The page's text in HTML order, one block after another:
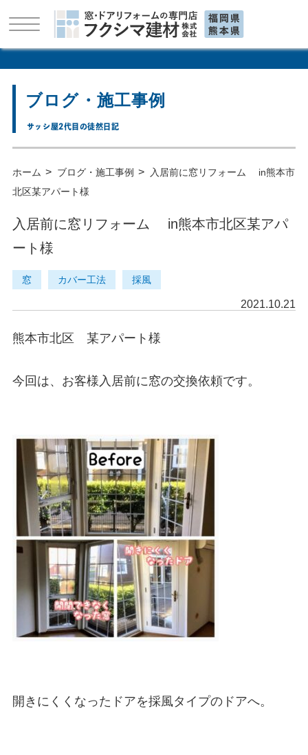
ブログ・施工事例
サッシ屋2代目の徒然日記
ホーム > ブログ・施工事例 >
入居前に窓リフォーム in熊本市
北区某アパート様
入居前に窓リフォーム in熊本市北区某アパ
ート様
窓 カバー工法 採風
2021.10.21
熊本市北区　某アパート様
今回は、お客様入居前に窓の交換依頼です。
開きにくくなったドアを採風タイプのドアへ。